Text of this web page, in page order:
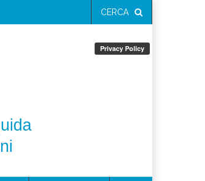
CERCA